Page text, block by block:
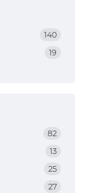
140
19
82
13
25
27